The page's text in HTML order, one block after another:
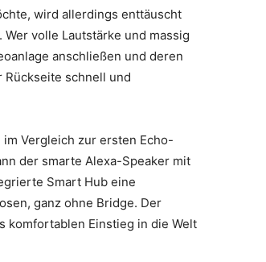
wird allerdings enttäuscht
volle Lautstärke und massig
anschließen und deren
Rückseite schnell und
Vergleich zur ersten Echo-
der smarte Alexa-Speaker mit
Smart Hub eine
ganz ohne Bridge. Der
komfortablen Einstieg in die Welt